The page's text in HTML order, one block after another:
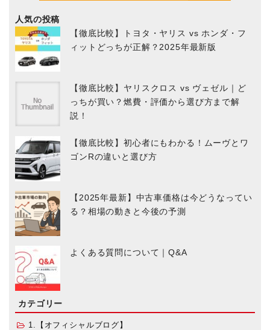
人気の投稿
【徹底比較】トヨタ・ヤリス vs ホンダ・フ
ィットどっちが正解？2025年最新版
【徹底比較】ヤリスクロス vs ヴェゼル｜ど
っちが買い？燃費・評価から選び方まで解
説！
【徹底比較】初心者にもわかる！ムーヴとワ
ゴンRの違いと選び方
【2025年最新】中古車価格は今どうなってい
る？相場の動きと今後の予測
よくある質問について｜Q&A
カテゴリー
1.【オフィシャルブログ】